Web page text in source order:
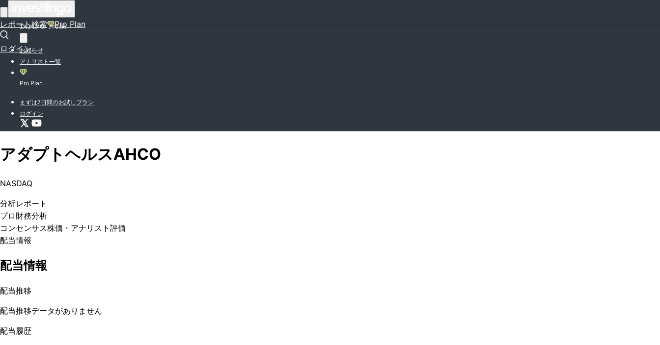
レポート検索 Pro Plan
ログイン
投資入門特集
お知らせ
アナリスト一覧
Pro Plan
まずは7日間のお試しプラン
ログイン
アダプトヘルスAHCO
NASDAQ
分析レポート
プロ 財務分析
コンセンサス株価 ・アナリスト評価
配当情報
配当情報
配当推移
配当推移データがありません
配当履歴